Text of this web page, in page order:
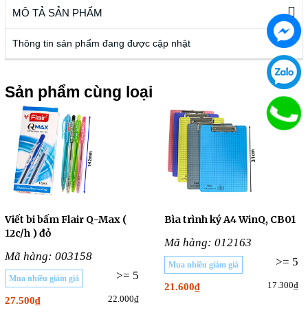
MÔ TẢ SẢN PHẨM
Thông tin sản phẩm đang được cập nhật
Sản phẩm cùng loại
Viết bi bấm Flair Q-Max (
12c/h ) đỏ
Mã hàng: 003158
>= 5
Mua nhiều giảm giá
27.500₫ 22.000₫
Bìa trình ký A4 WinQ, CB01
Mã hàng: 012163
>= 5
Mua nhiều giảm giá
21.600₫ 17.300₫